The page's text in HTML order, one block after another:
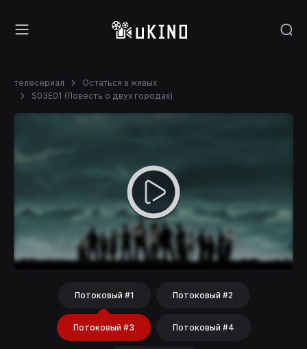
телесериал
Остаться в живых
S03E01 (Повесть о двух городах)
Потоковый #1 Потоковый #2
Потоковый #3 Потоковый #4